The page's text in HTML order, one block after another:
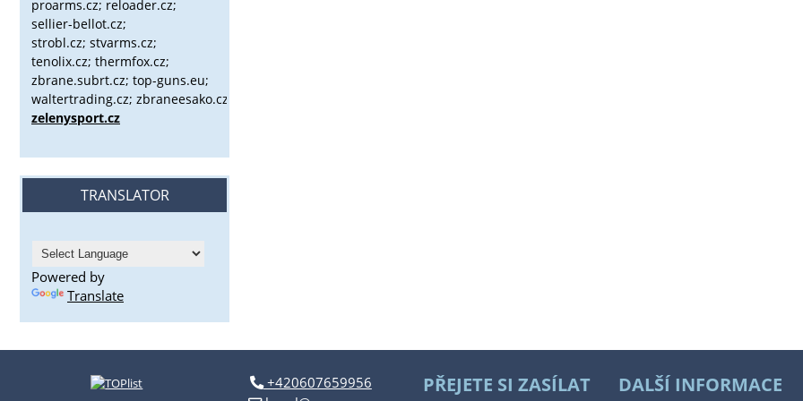
proarms.cz; reloader.cz;
sellier-bellot.cz;
strobl.cz; stvarms.cz;
tenolix.cz; thermfox.cz;
zbrane.subrt.cz; top-guns.eu;
waltertrading.cz; zbraneesako.cz;
zelenysport.cz
TRANSLATOR
Powered by
Translate
+420607659956
PŘEJETE SI ZASÍLAT
DALŠÍ INFORMACE